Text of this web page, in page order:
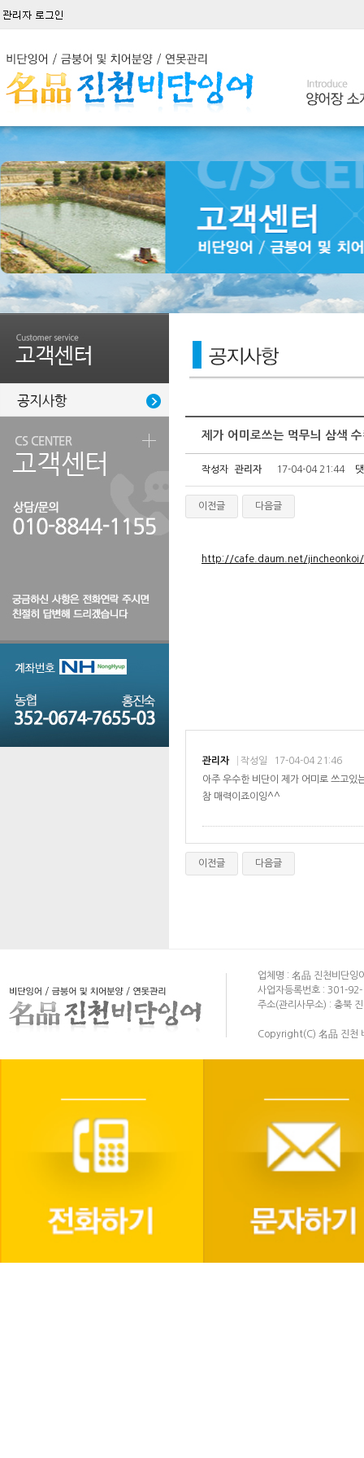
제가 어미로쓰는 먹무늬 삼색
작성자 관리자 17-04-04 21:44
이전글 다음글
http://cafe.daum.net/
관리자 작성일
17-04-04 21:46
아주 우수한 비단이 제가 어미로 쓰고있
참 매력이죠이잉^^
이전글 다음글
업체명 : 名品 진천비단
사업자등록번호 : 301-
주소(관리사무소) : 충북
Copyright(C) 名品 진천